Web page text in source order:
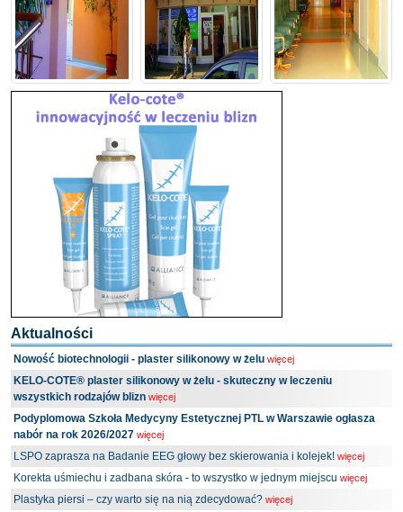
Aktualności
Nowość biotechnologii - plaster silikonowy w żelu więcej
KELO-COTE® plaster silikonowy w żelu - skuteczny w leczeniu
wszystkich rodzajów blizn więcej
Podyplomowa Szkoła Medycyny Estetycznej PTL w Warszawie ogłasza
nabór na rok 2026/2027 więcej
LSPO zaprasza na Badanie EEG głowy bez skierowania i kolejek! więcej
Korekta uśmiechu i zadbana skóra - to wszystko w jednym miejscu więcej
Plastyka piersi – czy warto się na nią zdecydować? więcej